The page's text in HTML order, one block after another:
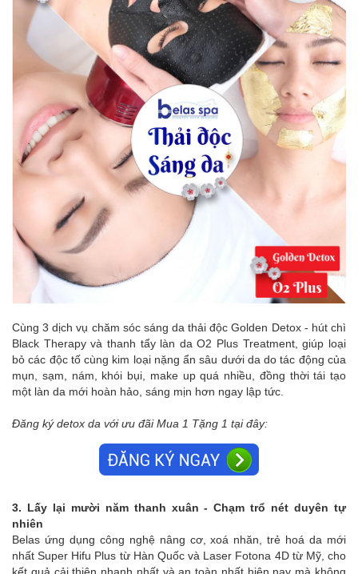
Cùng 3 dịch vụ chăm sóc sáng da thải độc Golden Detox - hút chì
Black Therapy và thanh tẩy làn da O2 Plus Treatment, giúp loại
bỏ các độc tố cùng kim loại nặng ẩn sâu dưới da do tác động của
mụn, sạm, nám, khói bụi, make up quá nhiều, đồng thời tái tạo
một làn da mới hoàn hảo, sáng mịn hơn ngay lập tức.
Đăng ký detox da với ưu đãi Mua 1 Tặng 1 tại đây:
3. Lấy lại mười năm thanh xuân - Chạm trổ nét duyên tự
nhiên
Belas ứng dụng công nghệ nâng cơ, xoá nhăn, trẻ hoá da mới
nhất Super Hifu Plus từ Hàn Quốc và Laser Fotona 4D từ Mỹ, cho